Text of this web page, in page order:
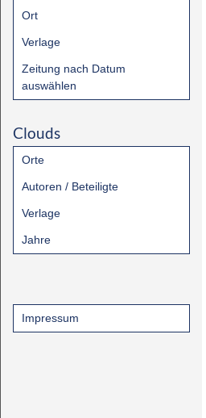
Ort
Verlage
Zeitung nach Datum
auswählen
Clouds
Orte
Autoren / Beteiligte
Verlage
Jahre
Impressum